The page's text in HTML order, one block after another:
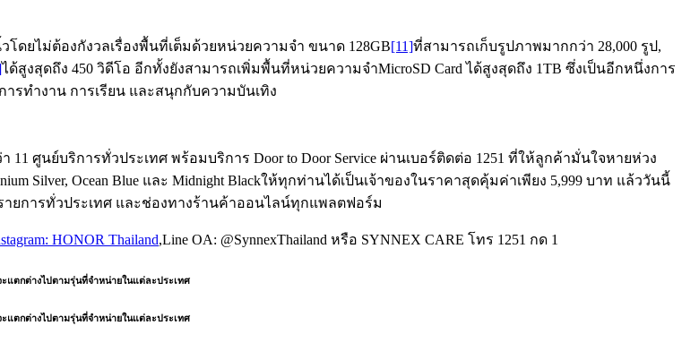
ดยไม่ต้องกังวลเรื่องพื้นที่เต็มด้วยหน่วยความจำ ขนาด 128GB[11]ที่สามารถเก็บรูปภาพมากกว่า 28,000 รูป,
ได้สูงสุดถึง 450 วิดีโอ อีกทั้งยังสามารถเพิ่มพื้นที่หน่วยความจำMicroSD Card ได้สูงสุดถึง 1TB ซึ่งเป็นอีกหนึ่งการ
รทำงาน การเรียน และสนุกกับความบันเทิง
ศูนย์บริการทั่วประเทศ พร้อมบริการ Door to Door Service ผ่านเบอร์ติดต่อ 1251 ที่ให้ลูกค้ามั่นใจหายห่วง
Silver, Ocean Blue และ Midnight Blackให้ทุกท่านได้เป็นเจ้าของในราคาสุดคุ้มค่าเพียง 5,999 บาท แล้ววันนี้
ยการทั่วประเทศ และช่องทางร้านค้าออนไลน์ทุกแพลตฟอร์ม
HONOR Thailand,Line OA: @SynnexThailand หรือ SYNNEX CARE โทร 1251 กด 1
แตกต่างไปตามรุ่นที่จำหน่ายในแต่ละประเทศ
แตกต่างไปตามรุ่นที่จำหน่ายในแต่ละประเทศ